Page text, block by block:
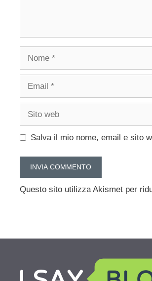
Salva il mio nome, email e sito
Questo sito utilizza Akismet per